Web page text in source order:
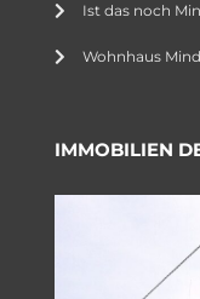
Ist das noch
Wohnhaus
IMMOBILIEN